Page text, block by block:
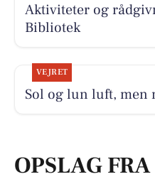
Aktiviteter og
Bibliotek
VEJRET
Sol og lun luft, men
OPSLAG